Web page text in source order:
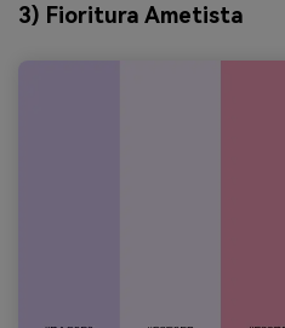
3) Fioritura Ametista